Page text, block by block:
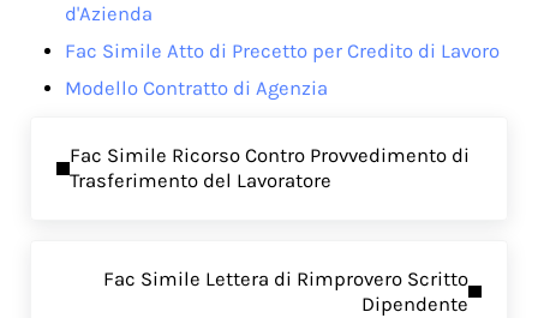
d'Azienda
Fac Simile Atto di Precetto per Credito di Lavoro
Modello Contratto di Agenzia
Fac Simile Ricorso Contro Provvedimento di
Trasferimento del Lavoratore
Fac Simile Lettera di Rimprovero Scritto
Dipendente